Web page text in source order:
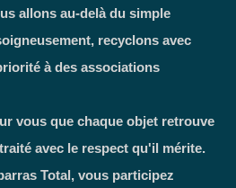
allons au-delà du simple
recyclons avec
à des associations
vous que chaque objet retrouve
avec le respect qu'il mérite.
Total, vous participez